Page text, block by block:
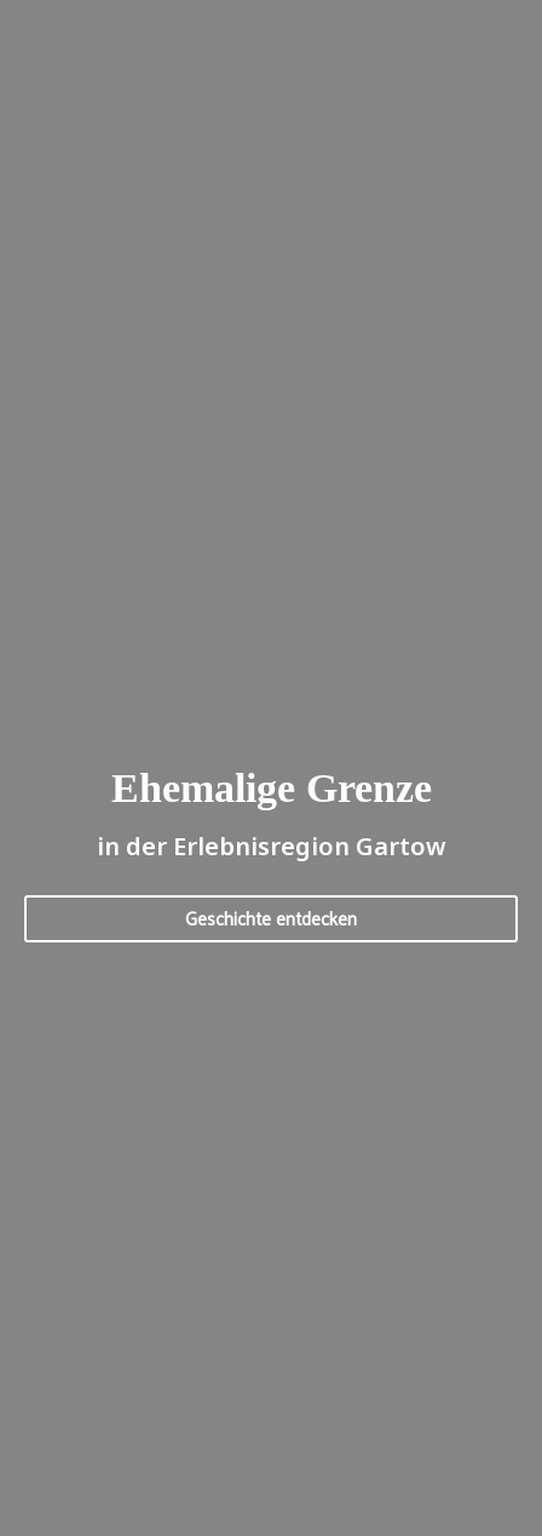
Ehemalige Grenze
in der Erlebnisregion Gartow
Geschichte entdecken